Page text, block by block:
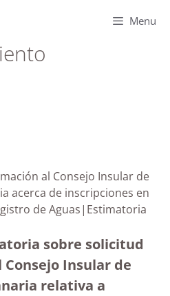
Menu
al Consejo Insular de
acerca de inscripciones en
de Aguas|Estimatoria
sobre solicitud
Insular de
relativa a